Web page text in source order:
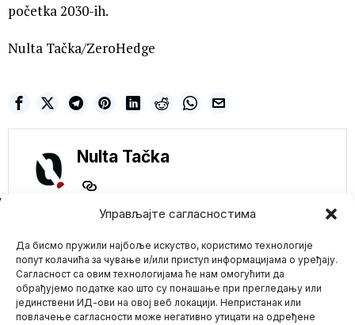
Управљајте сагласностима
Да бисмо пружили најбоље искуство, користимо технологије
попут колачића за чување и/или приступ информацијама о уређају.
Сагласност са овим технологијама ће нам омогућити да
обрађујемо податке као што су понашање при прегледању или
јединствени ИД-ови на овој веб локацији. Непристанак или
повлачење сагласности може негативно утицати на одређене
početka 2030-ih.
Nulta Tačka/ZeroHedge
Nulta Tačka
Mario zna Youtube
histerišu a dokazi
obaraju tvrdnje da je
protekla godina bila
najtoplija ikada
Prošle godine
čovečanstvo je preživelo